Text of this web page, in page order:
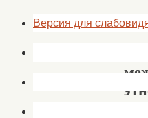
Версия для